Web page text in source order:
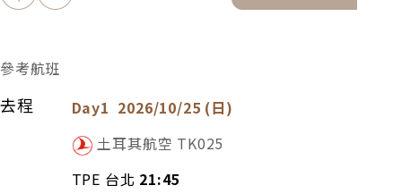
參考航班
去程 Day1 2026/10/25 (日)
土耳其航空 TK025
TPE 台北 21:45